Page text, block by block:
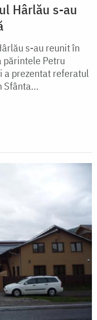
Hârlău s-au
s-au reunit în
părintele Petru
a prezentat referatul
Sfânta...